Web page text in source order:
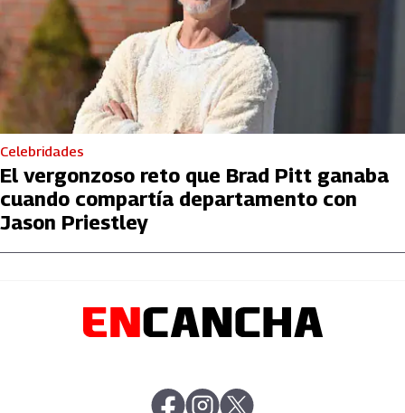
Celebridades
El vergonzoso reto que Brad Pitt ganaba
cuando compartía departamento con
Jason Priestley
abre en nueva pestaña
abre en nueva pestaña